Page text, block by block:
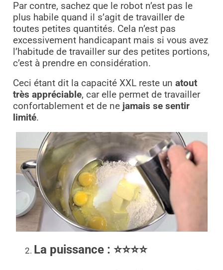
Par contre, sachez que le robot n’est pas le
plus habile quand il s’agit de travailler de
toutes petites quantités. Cela n’est pas
excessivement handicapant mais si vous avez
l’habitude de travailler sur des petites portions,
c’est à prendre en considération.
Ceci étant dit la capacité XXL reste un atout
très appréciable, car elle permet de travailler
confortablement et de ne jamais se sentir
limité.
La puissance : ⭐⭐⭐⭐